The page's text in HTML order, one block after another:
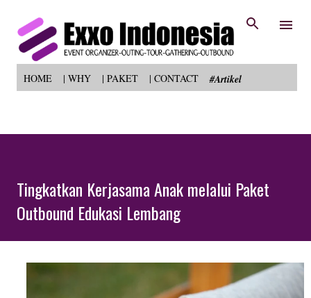
HOME | WHY | PAKET | CONTACT #Artikel
Tingkatkan Kerjasama Anak melalui Paket
Outbound Edukasi Lembang